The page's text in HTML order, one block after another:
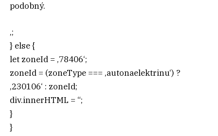
podobný.
‚;
} else {
let zoneId = ‚78406‘;
zoneId = (zoneType === ‚autonaelektrinu‘) ?
‚230106‘ : zoneId;
div.innerHTML = “;
}
}